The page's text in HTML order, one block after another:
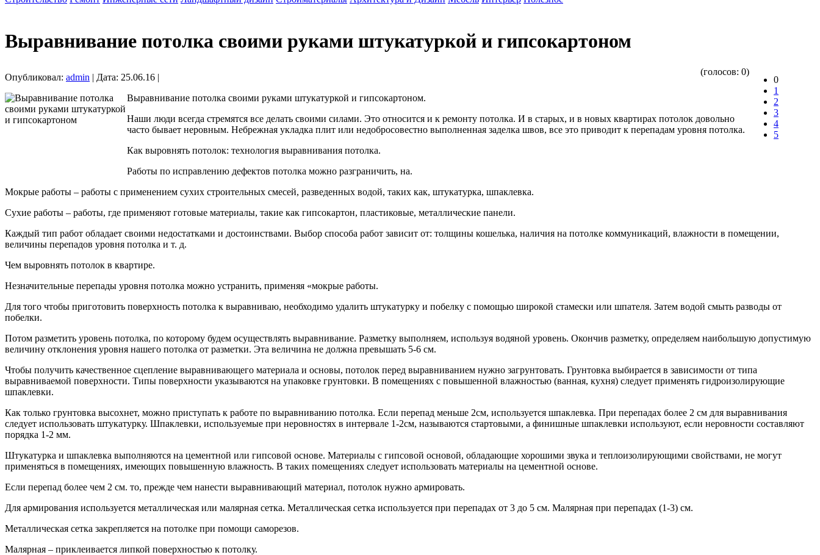
Выравнивание потолка своими руками штукатуркой и гипсокартоном
Опубликовал: admin | Дата: 25.06.16 |
0
1
2
3
4
5
(голосов: 0)
Выравнивание потолка своими руками штукатуркой и гипсокартоном.
Наши люди всегда стремятся все делать своими силами. Это относится и к ремонту потолка. И в старых, и в новых квартирах потолок довольно
часто бывает неровным. Небрежная укладка плит или недобросовестно выполненная заделка швов, все это приводит к перепадам уровня потолка.
Как выровнять потолок: технология выравнивания потолка.
Работы по исправлению дефектов потолка можно разграничить, на.
Мокрые работы – работы с применением сухих строительных смесей, разведенных водой, таких как, штукатурка, шпаклевка.
Сухие работы – работы, где применяют готовые материалы, такие как гипсокартон, пластиковые, металлические панели.
Каждый тип работ обладает своими недостатками и достоинствами. Выбор способа работ зависит от: толщины кошелька, наличия на потолке коммуникаций, влажности в помещении,
величины перепадов уровня потолка и т. д.
Чем выровнять потолок в квартире.
Незначительные перепады уровня потолка можно устранить, применяя «мокрые работы.
Для того чтобы приготовить поверхность потолка к выравниваю, необходимо удалить штукатурку и побелку с помощью широкой стамески или шпателя. Затем водой смыть разводы от
побелки.
Потом разметить уровень потолка, по которому будем осуществлять выравнивание. Разметку выполняем, используя водяной уровень. Окончив разметку, определяем наибольшую допустимую
величину отклонения уровня нашего потолка от разметки. Эта величина не должна превышать 5-6 см.
Чтобы получить качественное сцепление выравнивающего материала и основы, потолок перед выравниванием нужно загрунтовать. Грунтовка выбирается в зависимости от типа
выравниваемой поверхности. Типы поверхности указываются на упаковке грунтовки. В помещениях с повышенной влажностью (ванная, кухня) следует применять гидроизолирующие
шпаклевки.
Как только грунтовка высохнет, можно приступать к работе по выравниванию потолка. Если перепад меньше 2см, используется шпаклевка. При перепадах более 2 см для выравнивания
следует использовать штукатурку. Шпаклевки, используемые при неровностях в интервале 1-2см, называются стартовыми, а финишные шпаклевки используют, если неровности составляют
порядка 1-2 мм.
Штукатурка и шпаклевка выполняются на цементной или гипсовой основе. Материалы с гипсовой основой, обладающие хорошими звука и теплоизолирующими свойствами, не могут
применяться в помещениях, имеющих повышенную влажность. В таких помещениях следует использовать материалы на цементной основе.
Если перепад более чем 2 см. то, прежде чем нанести выравнивающий материал, потолок нужно армировать.
Для армирования используется металлическая или малярная сетка. Металлическая сетка используется при перепадах от 3 до 5 см. Малярная при перепадах (1-3) см.
Металлическая сетка закрепляется на потолке при помощи саморезов.
Малярная – приклеивается липкой поверхностью к потолку.